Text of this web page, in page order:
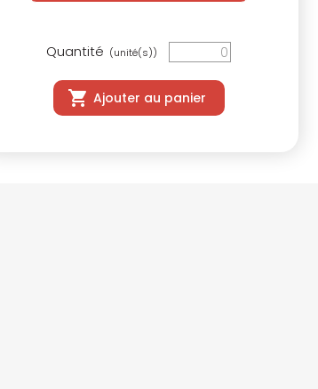
Quantité (unité(s))
Ajouter au panier